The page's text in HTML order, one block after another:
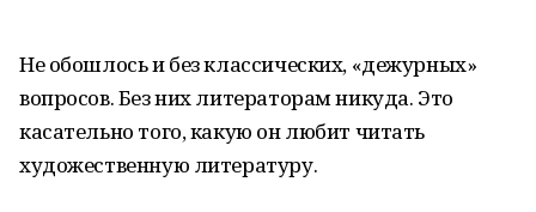
Не обошлось и без классических, «дежурных»
вопросов. Без них литераторам никуда. Это
касательно того, какую он любит читать
художественную литературу.